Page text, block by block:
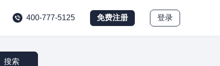
400-777-5125 免费注册 登录
搜索